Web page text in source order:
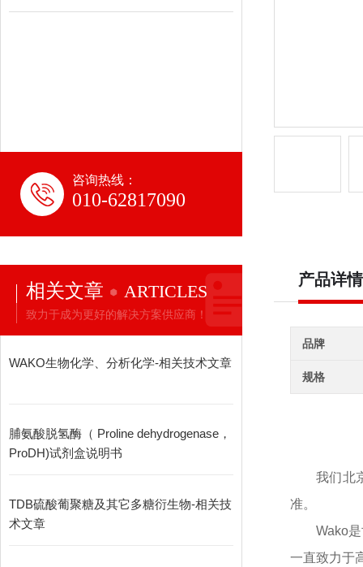
咨询热线：
010-62817090
相关文章 ARTICLES
致力于成为更好的解决方案供应商！
WAKO生物化学、分析化学-相关技术文章
脯氨酸脱氢酶（ Proline dehydrogenase，
ProDH)试剂盒说明书
TDB硫酸葡聚糖及其它多糖衍生物-相关技
术文章
产品详情
品牌
规格
我们北
准。
Wako
一直致力于